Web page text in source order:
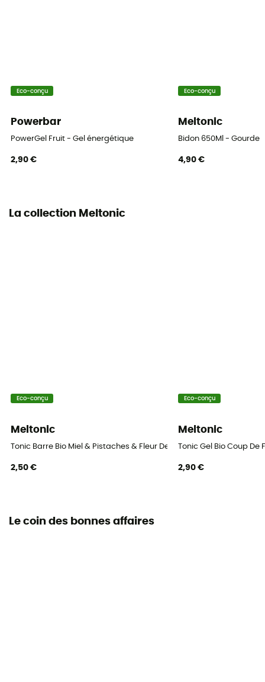
Matières grasses
Eco-conçu
Powerbar
PowerGel Fruit - Gel énergétique
2,90 €
Eco-conçu
Meltonic
Bidon 650Ml - Gourde
4,90 €
La collection Meltonic
Eco-conçu
Meltonic
Tonic Barre Bio Miel & Pistaches & Fleur De Sel - Barre énergétique
2,50 €
Eco-conçu
Meltonic
Tonic Gel Bio Coup
2,90 €
Le coin des bonnes affaires